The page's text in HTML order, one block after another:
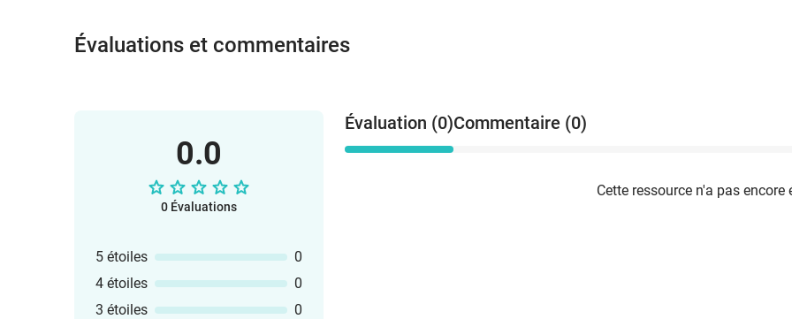
Évaluations et commentaires
0.0
0 Évaluations
5 étoiles
0
4 étoiles
0
3 étoiles
0
Évaluation (0)Commentaire (0)
Cette ressource n'a pas encore